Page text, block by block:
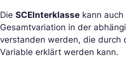
Die SCEInterklasse kann auch
Gesamtvariation in der
verstanden werden, die durch
Variable erklärt werden kann.